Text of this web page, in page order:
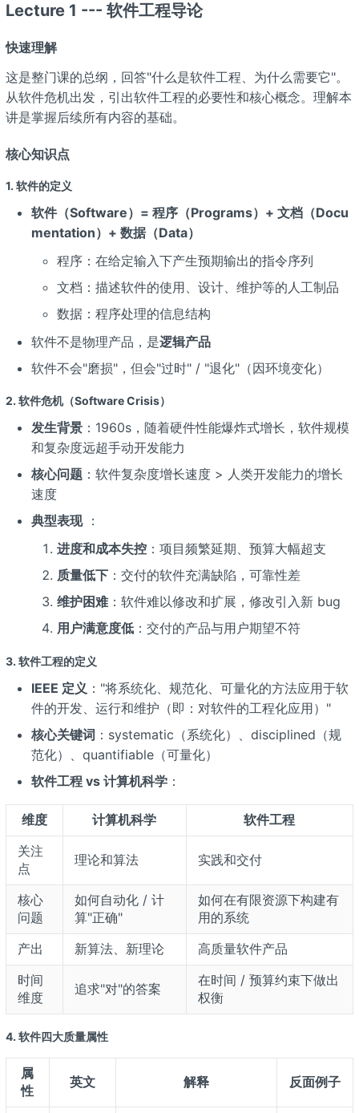
Lecture 1 --- 软件工程导论
快速理解
这是整门课的总纲，回答"什么是软件工程、为什么需要它"。
从软件危机出发，引出软件工程的必要性和核心概念。理解本
讲是掌握后续所有内容的基础。
核心知识点
1. 软件的定义
软件（Software）= 程序（Programs）+ 文档（Docu
mentation）+ 数据（Data）
程序：在给定输入下产生预期输出的指令序列
文档：描述软件的使用、设计、维护等的人工制品
数据：程序处理的信息结构
软件不是物理产品，是逻辑产品
软件不会"磨损"，但会"过时" / "退化"（因环境变化）
2. 软件危机（Software Crisis）
发生背景：1960s，随着硬件性能爆炸式增长，软件规模
和复杂度远超手动开发能力
核心问题：软件复杂度增长速度 > 人类开发能力的增长
速度
典型表现：
进度和成本失控：项目频繁延期、预算大幅超支
质量低下：交付的软件充满缺陷，可靠性差
维护困难：软件难以修改和扩展，修改引入新 bug
用户满意度低：交付的产品与用户期望不符
3. 软件工程的定义
IEEE 定义 ："将系统化、规范化、可量化的方法应用于软
件的开发、运行和维护（即：对软件的工程化应用）"
核心关键词 ：systematic（系统化）、disciplined（规
范化）、quantifiable（可量化）
软件工程 vs 计算机科学：
维度 计算机科学
软件工程
关注
点
理论和算法 实践和交付
核心
问题
如何自动化 / 计
算"正确"
如何在有限资源下构建有
用的系统
产出
新算法、新理论
高质量软件产品
时间
维度
追求"对"的答案
在时间 / 预算约束下做出
权衡
4. 软件四大质量属性
属
性
英文 解释 反面例子